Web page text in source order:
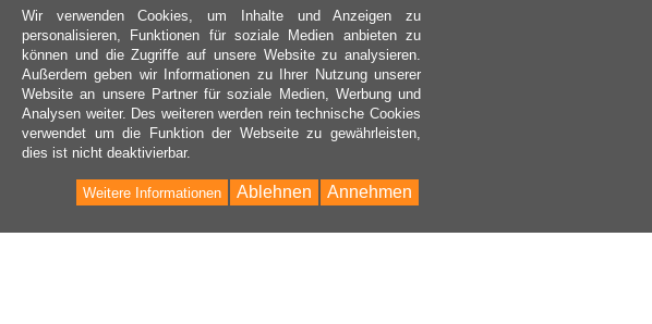
Wir verwenden Cookies, um Inhalte und Anzeigen zu
personalisieren, Funktionen für soziale Medien anbieten zu
können und die Zugriffe auf unsere Website zu analysieren.
Außerdem geben wir Informationen zu Ihrer Nutzung unserer
Website an unsere Partner für soziale Medien, Werbung und
Analysen weiter. Des weiteren werden rein technische Cookies
verwendet um die Funktion der Webseite zu gewährleisten,
dies ist nicht deaktivierbar.
Annehmen
Ablehnen
Weitere Informationen